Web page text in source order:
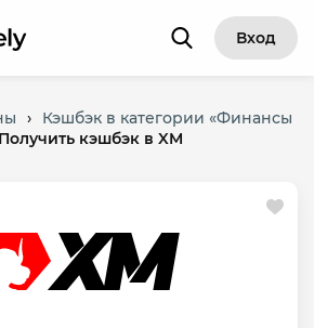
Вход
›
Кэшбэк в категории «Финансы
Получить кэшбэк в XM